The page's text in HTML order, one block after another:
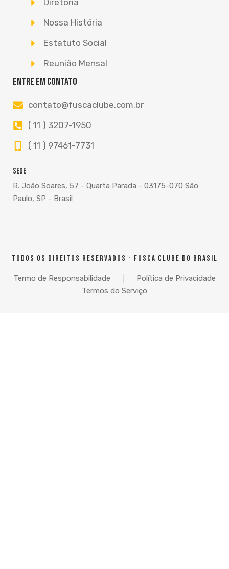
Diretoria
Nossa História
Estatuto Social
Reunião Mensal
Entre em contato
contato@fuscaclube.com.br
( 11 ) 3207-1950
( 11 ) 97461-7731
Sede
R. João Soares, 57 - Quarta Parada - 03175-070 São
Paulo, SP - Brasil
TODOS OS DIREITOS RESERVADOS - FUSCA CLUBE DO BRASIL
Termo de Responsabilidade
Política de Privacidade
Termos do Serviço